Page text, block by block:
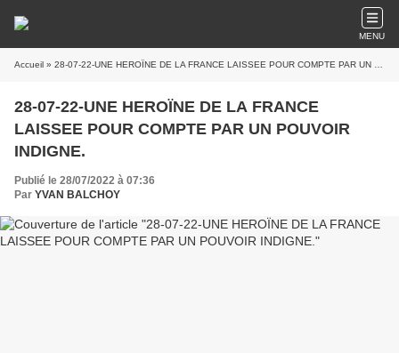
MENU
Accueil » 28-07-22-UNE HEROÏNE DE LA FRANCE LAISSEE POUR COMPTE PAR UN POUVOIR INDIGNE.
28-07-22-UNE HEROÏNE DE LA FRANCE
LAISSEE POUR COMPTE PAR UN POUVOIR
INDIGNE.
Publié le 28/07/2022 à 07:36
Par YVAN BALCHOY